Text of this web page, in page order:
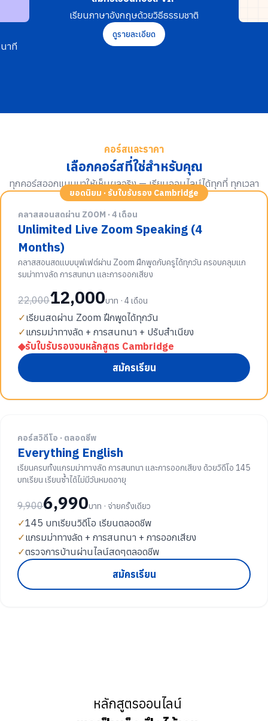
าที
เรียนภาษาอังกฤษด้วยวิธีธรรมชาติ
ดูรายละเอียด
คอร์สและราคา
เลือกคอร์สที่ใช่สำหรับคุณ
ทุกคอร์สออกแบบมาให้เห็นผลจริง — เรียนออนไลน์ได้ทุกที่ ทุกเวลา
ยอดนิยม · รับใบรับรอง Cambridge
คลาสสอนสดผ่าน ZOOM · 4 เดือน
Unlimited Live Zoom Speaking (4
Months)
คลาสสอนสดแบบบุฟเฟต์ผ่าน Zoom ฝึกพูดกับครูได้ทุกวัน ครอบคลุมแก
รมม่าทางลัด การสนทนา และการออกเสียง
22,00012,000บาท · 4 เดือน
✓เรียนสดผ่าน Zoom ฝึกพูดได้ทุกวัน
✓แกรมม่าทางลัด + การสนทนา + ปรับสำเนียง
◆รับใบรับรองจบหลักสูตร Cambridge
สมัครเรียน
คอร์สวิดีโอ · ตลอดชีพ
Everything English
เรียนครบทั้งแกรมม่าทางลัด การสนทนา และการออกเสียง ด้วยวิดีโอ 145
บทเรียน เรียนซ้ำได้ไม่มีวันหมดอายุ
9,9006,990บาท · จ่ายครั้งเดียว
✓145 บทเรียนวิดีโอ เรียนตลอดชีพ
✓แกรมม่าทางลัด + การสนทนา + การออกเสียง
✓ตรวจการบ้านผ่านไลน์สดๆตลอดชีพ
สมัครเรียน
หลักสูตรออนไลน์